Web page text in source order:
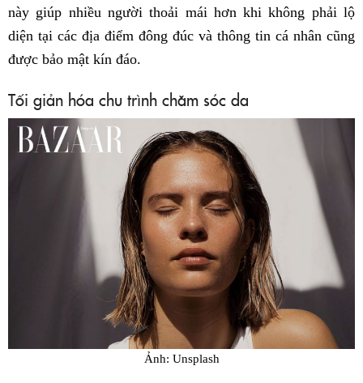
này giúp nhiều người thoải mái hơn khi không phải lộ
diện tại các địa điểm đông đúc và thông tin cá nhân cũng
được bảo mật kín đáo.
Tối giản hóa chu trình chăm sóc da
Ảnh: Unsplash